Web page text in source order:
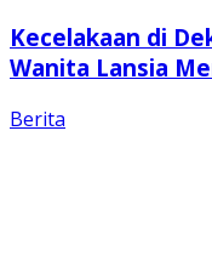
Kecelakaan di
Wanita Lansia
Berita